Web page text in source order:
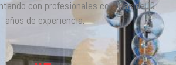
con profesionales con más de 10
años de experiencia.